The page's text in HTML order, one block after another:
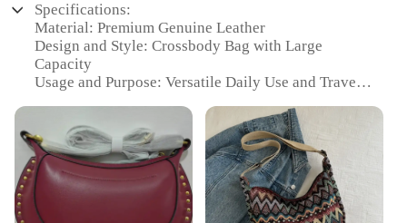
Specifications:
Material: Premium Genuine Leather
Design and Style: Crossbody Bag with Large
Capacity
Usage and Purpose: Versatile Daily Use and Travel
Typical Adaptive Scenario: Commuting, Shopping,
and Travel
Shape or Size or Weight or Quantity: Spacious and
Lightweight
Performance and Property: Durable and Stylish